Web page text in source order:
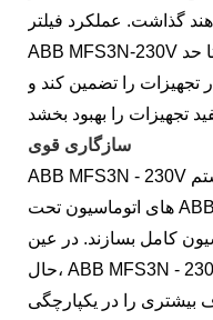
گذاشت. عملکرد فیلتر
ABB MFS3N-230V می تواند این سیگنال های تداخل را تا حد
تجهیزات را تضمین کند و
سازگاری قوی
ABB MFS3N - 230V به خوبی با سایر تجهیزات و سیستم
های اتوماسیون تحت ABB سازگار است، که برای کاربران
کامل بسازند. در عین
حال، ABB MFS3N - 230V با تجهیزات برندهای دیگر نیز
بیشتری را در یکپارچگی